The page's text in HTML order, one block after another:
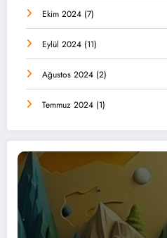
Ekim 2024 (7)
Eylül 2024 (11)
Ağustos 2024 (2)
Temmuz 2024 (1)